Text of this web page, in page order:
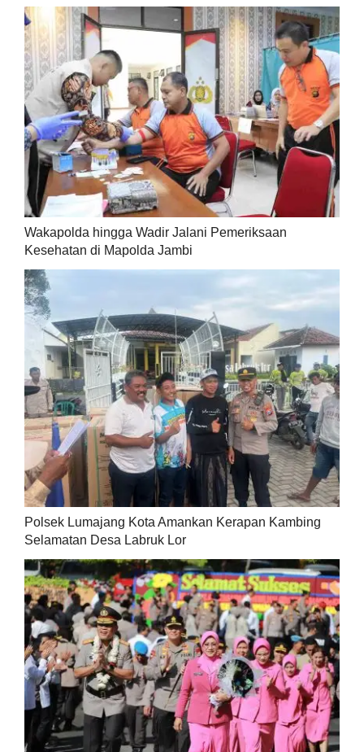
Wakapolda hingga Wadir Jalani Pemeriksaan
Kesehatan di Mapolda Jambi
Polsek Lumajang Kota Amankan Kerapan Kambing
Selamatan Desa Labruk Lor